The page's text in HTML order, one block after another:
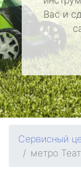
Вас и
Сервисный
метро